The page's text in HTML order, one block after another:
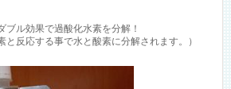
ブル効果で過酸化水素を分解！
と反応する事で水と酸素に分解されます。）